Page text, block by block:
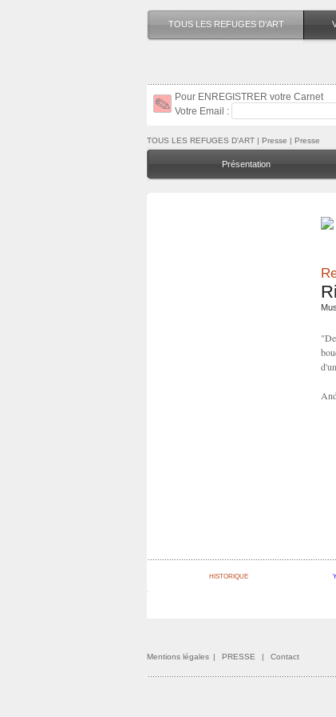
TOUS LES REFUGES D'ART
Pour ENREGISTRER votre Carnet
Votre Email :
TOUS LES REFUGES D'ART| Presse | Presse
Présentation
HISTORIQUE
Mentions légales | PRESSE | Contact